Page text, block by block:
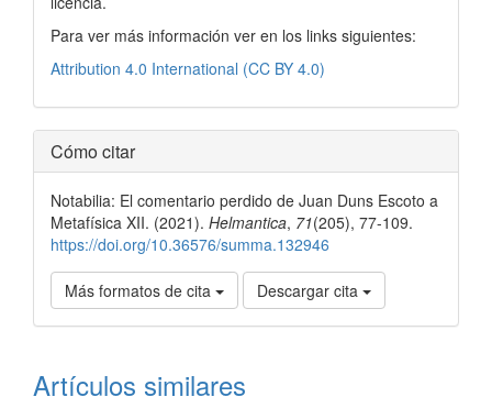
Para ver más información ver en los links siguientes:
Attribution 4.0 International (CC BY 4.0)
Cómo citar
Notabilia: El comentario perdido de Juan Duns Escoto a
Metafísica XII. (2021). Helmantica, 71(205), 77-109.
https://doi.org/10.36576/summa.132946
Más formatos de cita Descargar cita
Artículos similares